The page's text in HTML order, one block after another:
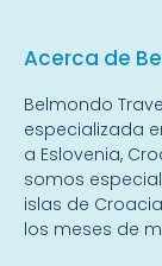
Acerca de
Belmondo
especializada
a Eslovenia,
somos
islas de
los meses de